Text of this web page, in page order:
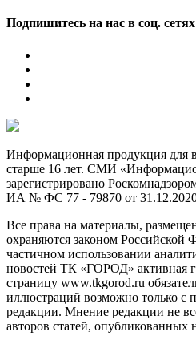
Подпишитесь на нас в соц.
Информационная продукция для
старше 16 лет. СМИ
зарегистрировано
ИА № ФС 77 - 79870 от 31.12.2020
Все права на материалы,
охраняются законом
частичном использовании
новостей ТК «ГОРОД» активная
страницу www.tkgorod.ru
иллюстраций возможно только с
редакции. Мнение редакции не
авторов статей, опубликованных